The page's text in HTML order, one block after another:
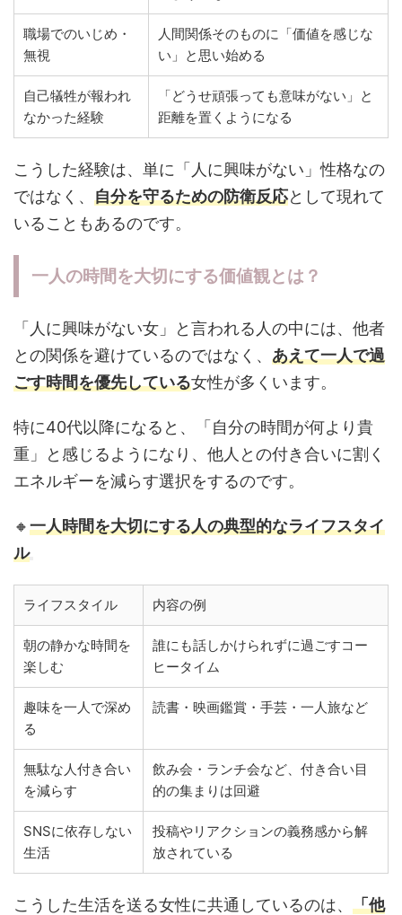
職場でのいじめ・
無視
人間関係そのものに「価値を感じな
い」と思い始める
自己犠牲が報われ
なかった経験
「どうせ頑張っても意味がない」と
距離を置くようになる
こうした経験は、単に「人に興味がない」性格なの
ではなく、 自分を守るための防衛反応として現れて
いることもあるのです。
一人の時間を大切にする価値観とは？
「人に興味がない女」と言われる人の中には、他者
との関係を避けているのではなく、 あえて一人で過
ごす時間を優先している女性が多くいます。
特に40代以降になると、「自分の時間が何より貴
重」と感じるようになり、他人との付き合いに割く
エネルギーを減らす選択をするのです。
🔸一人時間を大切にする人の典型的なライフスタイ
ル
ライフスタイル 内容の例
朝の静かな時間を
楽しむ
誰にも話しかけられずに過ごすコー
ヒータイム
趣味を一人で深め
る
読書・映画鑑賞・手芸・一人旅など
無駄な人付き合い
を減らす
飲み会・ランチ会など、付き合い目
的の集まりは回避
SNSに依存しない
生活
投稿やリアクションの義務感から解
放されている
こうした生活を送る女性に共通しているのは、 「他